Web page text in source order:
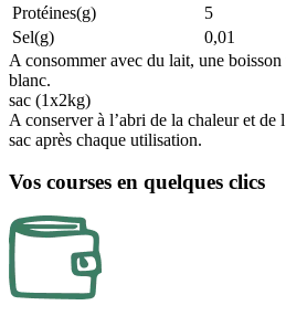
Protéines(g)
5
Sel(g)
0,01
A consommer avec du lait, une
blanc.
sac (1x2kg)
A conserver à l’abri de la chaleur et
sac après chaque utilisation.
Vos courses en quelques clics